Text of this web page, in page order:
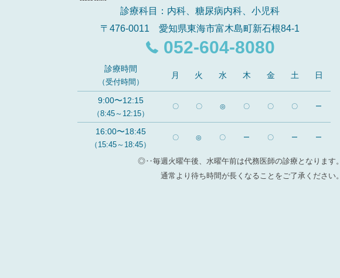
診療科目：内科、糖尿病内科、小児科
〒476-0011 愛知県東海市富木島町新石根84-1
052-604-8080
診療時間
（受付時間）
月 火 水 木 金 土 日
9:00〜12:15
（8:45～12:15）
〇 〇 ◎ 〇 〇 〇 ー
16:00〜18:45
（15:45～18:45）
〇 ◎ 〇 ー 〇 ー ー
◎‥毎週火曜午後、水曜午前は代務医師の診療となります。
通常より待ち時間が長くなることをご了承ください。